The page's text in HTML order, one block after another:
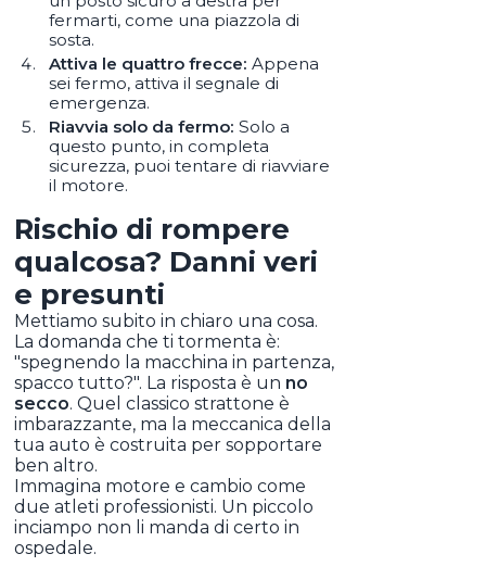
fermarti, come una piazzola di
sosta.
Attiva le quattro frecce: Appena
sei fermo, attiva il segnale di
emergenza.
Riavvia solo da fermo: Solo a
questo punto, in completa
sicurezza, puoi tentare di riavviare
il motore.
Rischio di rompere
qualcosa? Danni veri
e presunti
Mettiamo subito in chiaro una cosa.
La domanda che ti tormenta è:
"spegnendo la macchina in partenza,
spacco tutto?". La risposta è un no
secco. Quel classico strattone è
imbarazzante, ma la meccanica della
tua auto è costruita per sopportare
ben altro.
Immagina motore e cambio come
due atleti professionisti. Un piccolo
inciampo non li manda di certo in
ospedale.